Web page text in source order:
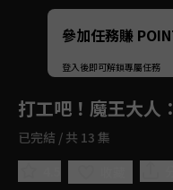
Unmute
如有不便請見
參加任務賺
登入後即可解鎖專屬任務
打工吧！魔王大人
已完結 / 共 13 集